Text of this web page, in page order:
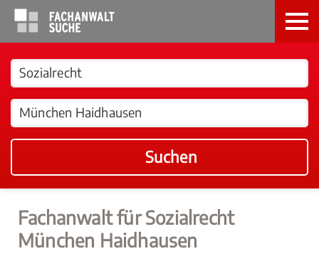
Suchen
Fachanwalt für Sozialrecht
München Haidhausen